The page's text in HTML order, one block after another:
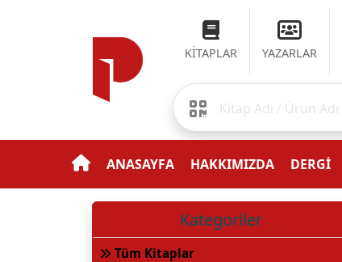
KİTAPLAR YAZARLAR
ANASAYFA HAKKIMIZDA DERGİ
Kategoriler
Tüm Kitaplar